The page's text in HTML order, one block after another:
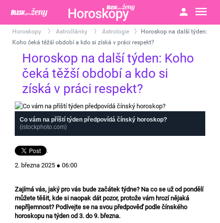
Horoskopy Astročlánky Astrologie
>
Horoskop na další týden:
Koho čeká těžší období a kdo si získá v práci respekt?
Horoskop na další týden: Koho
čeká těžší období a kdo si
získá v práci respekt?
Co vám na příští týden předpovídá čínský horoskop?
(istockphoto.com)
.
2. března 2025 ● 06:00
Zajímá vás, jaký pro vás bude začátek týdne? Na co se už od pondělí
můžete těšit, kde si naopak dát pozor, protože vám hrozí nějaká
nepříjemnost? Podívejte se na svou předpověď podle čínského
horoskopu na týden od 3. do 9. března.